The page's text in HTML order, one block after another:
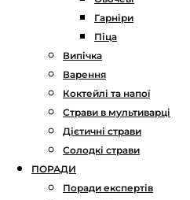
Гарніри
Піца
Випічка
Варення
Коктейлі та напої
Страви в мультиварці
Дієтичні страви
Солодкі страви
ПОРАДИ
Поради експертів